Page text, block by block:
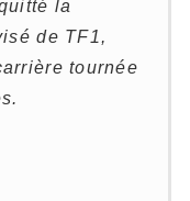
la
de TF1,
tournée